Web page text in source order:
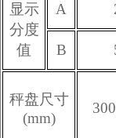
显示
分度
值
A
B
秤盘尺寸
(mm)